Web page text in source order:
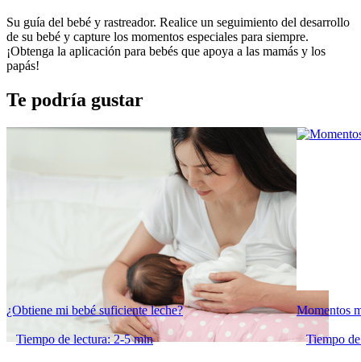
Su guía del bebé y rastreador. Realice un seguimiento del desarrollo
de su bebé y capture los momentos especiales para siempre.
¡Obtenga la aplicación para bebés que apoya a las mamás y los
papás!
Te podría gustar
¿Obtiene mi bebé suficiente leche?
Tiempo de lectura: 2-5 min
Momentos
Tiempo